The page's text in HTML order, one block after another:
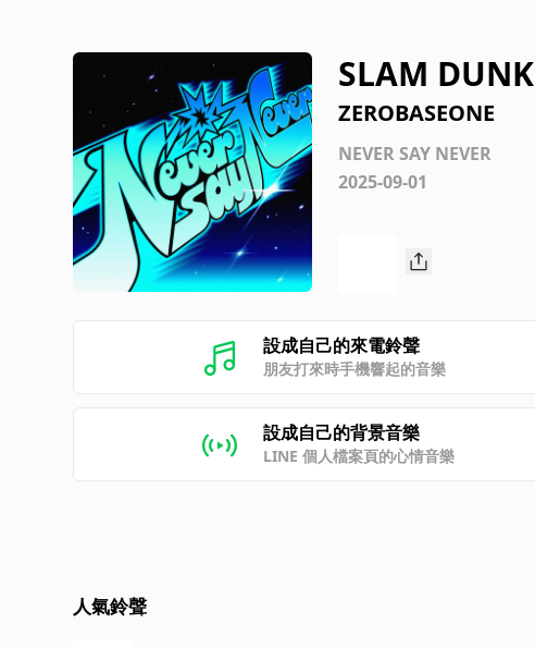
SLAM DUNK
ZEROBASEONE
NEVER SAY NEVER
2025-09-01
設成自己的來電鈴聲
朋友打來時手機響起的音樂
設成自己的背景音樂
LINE 個人檔案頁的心情音樂
人氣鈴聲